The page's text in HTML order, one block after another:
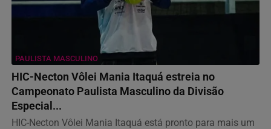
PAULISTA MASCULINO
HIC-Necton Vôlei Mania Itaquá estreia no
Campeonato Paulista Masculino da Divisão
Especial...
HIC-Necton Vôlei Mania Itaquá está pronto para mais um